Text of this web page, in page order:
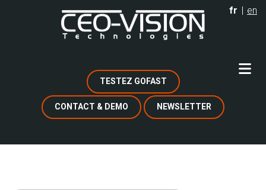
fr en
TESTEZ GOFAST
CONTACT & DEMO NEWSLETTER